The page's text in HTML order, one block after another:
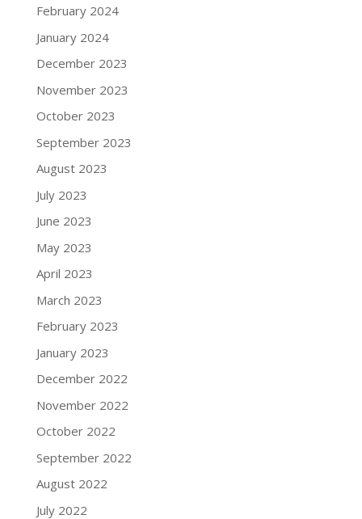
February 2024
January 2024
December 2023
November 2023
October 2023
September 2023
August 2023
July 2023
June 2023
May 2023
April 2023
March 2023
February 2023
January 2023
December 2022
November 2022
October 2022
September 2022
August 2022
July 2022